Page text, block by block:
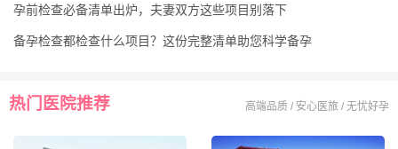
孕前检查必备清单出炉，夫妻双方这些项目别落下
备孕检查都检查什么项目？这份完整清单助您科学备孕
热门医院推荐 高端品质 / 安心医旅 / 无忧好孕